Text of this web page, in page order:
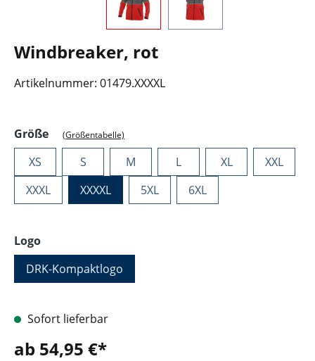
Windbreaker, rot
Artikelnummer: 01479.XXXXL
Größeauswählen
(Größentabelle)
XS S M L XL
XXL
XXXL
XXXXL 5XL 6XL
Logoauswählen
DRK-Kompaktlogo
Sofort lieferbar
ab 54,95 €*